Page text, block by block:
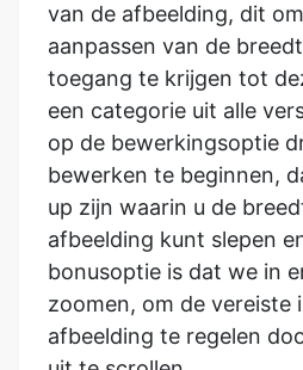
van de afbeelding, dit
aanpassen van de
toegang te krijgen tot
een categorie uit alle
op de bewerkingsoptie
bewerken te beginnen,
up zijn waarin u de
afbeelding kunt slepen
bonusoptie is dat we in
zoomen, om de vereiste
afbeelding te regelen